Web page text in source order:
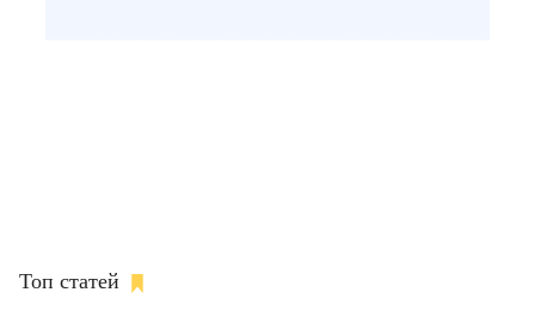
Топ статей